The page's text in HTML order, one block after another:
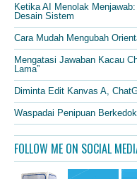
Ketika AI Menolak
Desain Sistem
Cara Mudah Mengubah
Mengatasi Jawaban Kacau
Lama”
Diminta Edit Kanvas A,
Waspadai Penipuan
FOLLOW ME ON SOCIAL